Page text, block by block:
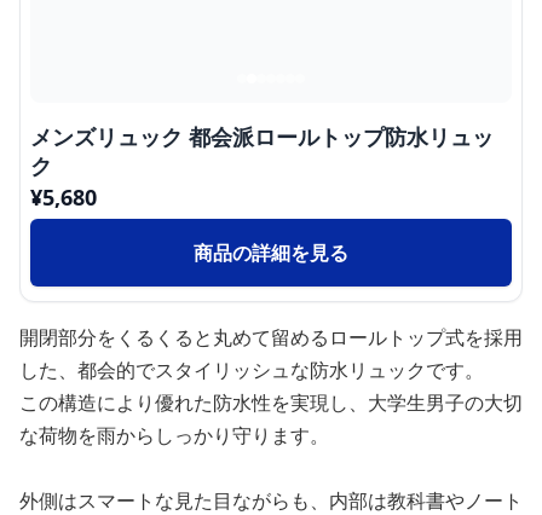
メンズリュック 都会派ロールトップ防水リュッ
ク
¥5,680
商品の詳細を見る
開閉部分をくるくると丸めて留めるロールトップ式を採用
した、都会的でスタイリッシュな防水リュックです。
この構造により優れた防水性を実現し、大学生男子の大切
な荷物を雨からしっかり守ります。
外側はスマートな見た目ながらも、内部は教科書やノート